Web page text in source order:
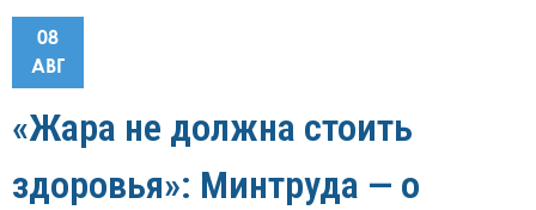
08
АВГ
«Жара не должна стоить
здоровья»: Минтруда — о